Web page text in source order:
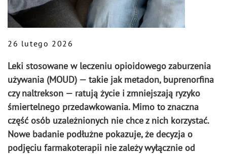
26 lutego 2026
Leki stosowane w leczeniu opioidowego zaburzenia
używania (MOUD) — takie jak metadon, buprenorfina
czy naltrekson — ratują życie i zmniejszają ryzyko
śmiertelnego przedawkowania. Mimo to znaczna
część osób uzależnionych nie chce z nich korzystać.
Nowe badanie podłużne pokazuje, że decyzja o
podjęciu farmakoterapii nie zależy wyłącznie od